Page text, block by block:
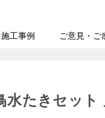
施工事例 ご意見・ご
水たきセット